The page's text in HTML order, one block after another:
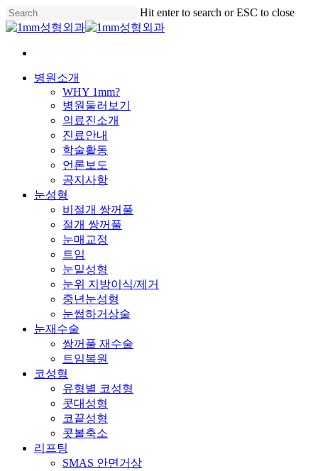
Skip
to
main
content
Hit enter to search or ESC to close
Close
Menu
병원소개
WHY 1mm?
병원둘러보기
의료진소개
진료안내
학술활동
언론보도
공지사항
눈성형
비절개 쌍꺼풀
절개 쌍꺼풀
눈매교정
트임
눈밑성형
눈위 지방이식/제거
중년눈성형
눈썹하거상술
눈재수술
쌍꺼풀 재수술
트임복원
코성형
유형별 코성형
콧대성형
코끝성형
콧볼축소
리프팅
SMAS 안면거상